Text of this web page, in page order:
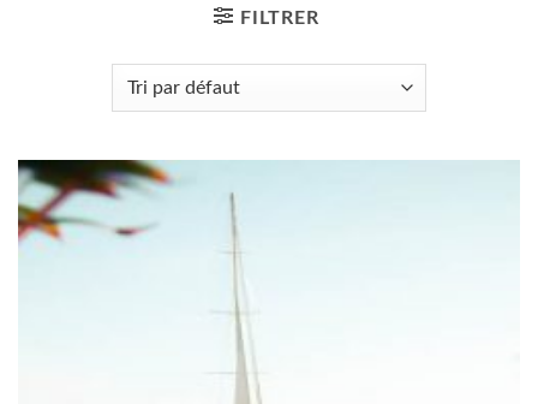
FILTRER